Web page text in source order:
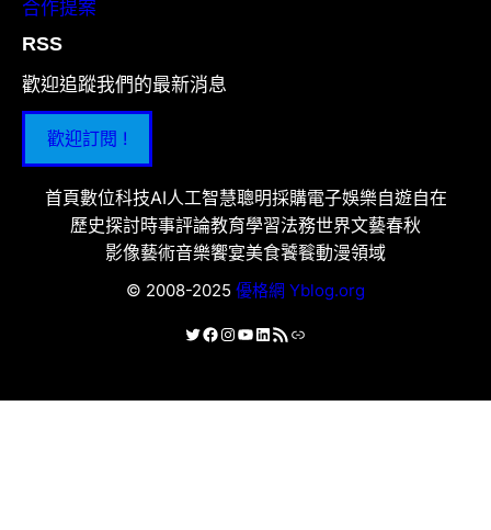
合作提案
RSS
歡迎追蹤我們的最新消息
歡迎訂閱 !
首頁數位科技AI人工智慧聰明採購電子娛樂自遊自在
歷史探討時事評論教育學習法務世界文藝春秋
影像藝術音樂饗宴美食饕餮動漫領域
© 2008-2025 優格網 Yblog.org
X Facebook
Instagram
YouTube
LinkedIn
RSS 資訊提供連結